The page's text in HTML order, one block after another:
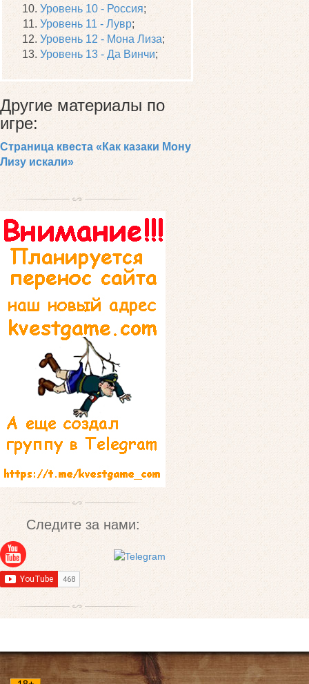
Уровень 10 - Россия;
Уровень 11 - Лувр;
Уровень 12 - Мона Лиза;
Уровень 13 - Да Винчи;
Другие материалы по
игре:
Страница квеста «Как казаки Мону
Лизу искали»
Следите за нами: